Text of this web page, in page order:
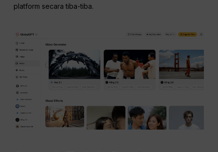
platform secara tiba-tiba.